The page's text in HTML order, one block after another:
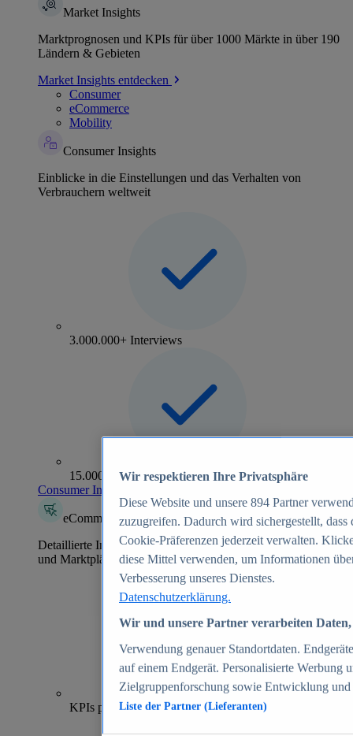
Market Insights
Marktprognosen und KPIs für über 1000 Märkte in über 190
Ländern & Gebieten
Market Insights entdecken
Consumer
eCommerce
Mobility
Consumer Insights
Einblicke in die Einstellungen und das Verhalten von
Verbrauchern weltweit
3.000.000+ Interviews
15.000+ Marken
Consumer Insights entdecken
eCommerce Insights
Detaillierte Informationen zu mehr als 39.000 Online-Shops
und Marktplätzen
70+
KPIs pro Shop
Wir respektieren Ihre Privatsphäre
Diese Website und unsere 894 Partner
zuzugreifen. Dadurch wird sichergestellt,
Cookie-Präferenzen jederzeit verwalten.
diese Mittel verwenden, um Informationen
Verbesserung unseres Dienstes.
Datenschutzerklärung.
Wir und unsere Partner verarbeiten
Verwendung genauer Standortdaten.
auf einem Endgerät. Personalisierte Werbung
Zielgruppenforschung sowie Entwicklung
Liste der Partner (Lieferanten)